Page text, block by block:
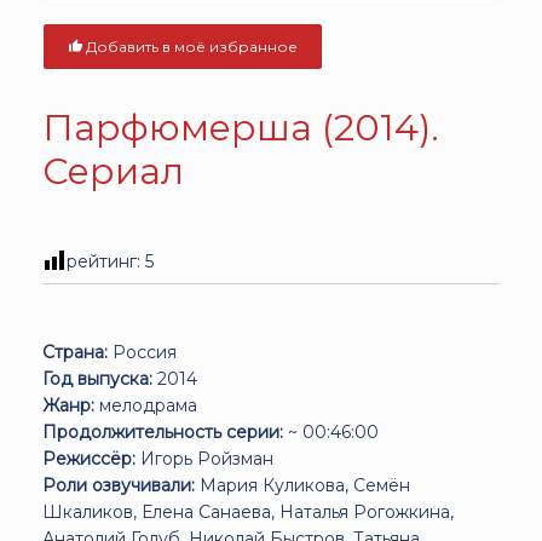
Добавить в моё избранное
Парфюмерша (2014).
Сериал
рейтинг: 5
Страна: Россия
Год выпуска: 2014
Жанр: мелодрама
Продолжительность серии: ~ 00:46:00
Режиссёр: Игорь Ройзман
Роли озвучивали: Мария Куликова, Семён
Шкаликов, Елена Санаева, Наталья Рогожкина,